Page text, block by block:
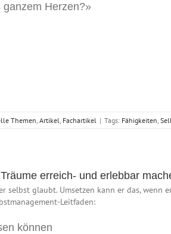
Herzen?»
Themen, Artikel, Fachartikel | Tags: Fähigkeiten,
erreich- und erlebbar
selbst glaubt. Umsetzen kann er das,
Leitfaden:
können